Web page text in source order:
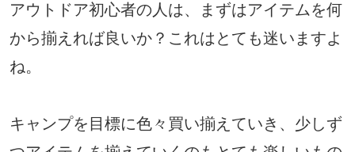
アウトドア初心者の人は、まずはアイテムを何
から揃えれば良いか？これはとても迷いますよ
ね。
キャンプを目標に色々買い揃えていき、少しず